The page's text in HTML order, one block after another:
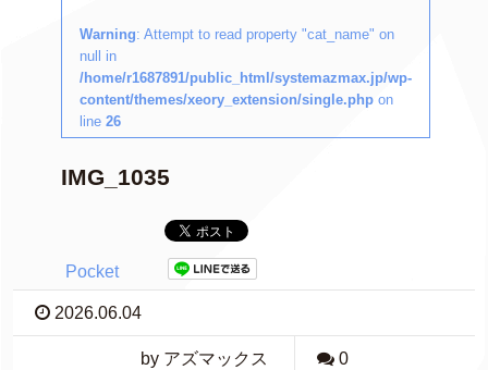
Warning: Attempt to read property "cat_name" on
null in
/home/r1687891/public_html/systemazmax.jp/wp-
content/themes/xeory_extension/single.php on
line 26
IMG_1035
Pocket
2026.06.04
by アズマックス 0